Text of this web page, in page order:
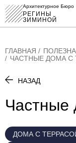
Архитектурное Бюро
РЕГИНЫ
ЗИМИНОЙ
ГЛАВНАЯ
ЧАСТНЫЕ ДОМА С
НАЗАД
Частные
ДОМА С